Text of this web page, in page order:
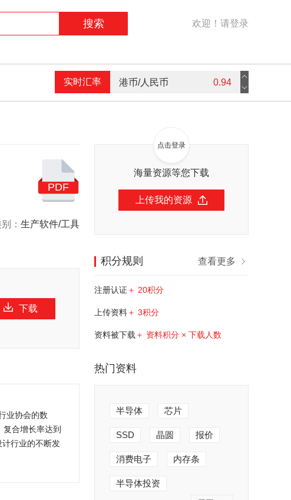
搜索 欢迎！请登录
实时汇率 港币/人民币 0.94
英镑/人民币 9.16
美元/人民币
PDF
： 生产软件/工具
下载
业协会的数
合增长率达到
行业的不断发
点击登录
海量资源等您下载
上传我的资源
积分规则 查看更多
注册认证 ＋ 20积分
上传资料＋ 3积分
资料被下载 ＋ 资料积分 × 下载人数
热门资料
半导体 芯片
SSD 晶圆 报价
消费电子 内存条
半导体投资